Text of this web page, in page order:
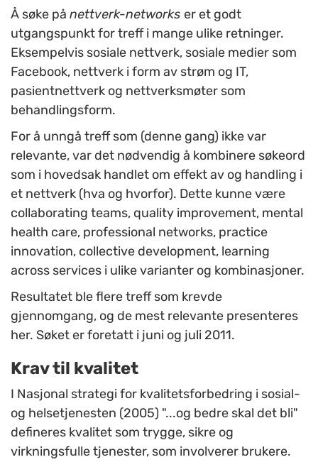
Å søke på nettverk-networks er et godt
utgangspunkt for treff i mange ulike retninger.
Eksempelvis sosiale nettverk, sosiale medier som
Facebook, nettverk i form av strøm og IT,
pasientnettverk og nettverksmøter som
behandlingsform.
For å unngå treff som (denne gang) ikke var
relevante, var det nødvendig å kombinere søkeord
som i hovedsak handlet om effekt av og handling i
et nettverk (hva og hvorfor). Dette kunne være
collaborating teams, quality improvement, mental
health care, professional networks, practice
innovation, collective development, learning
across services i ulike varianter og kombinasjoner.
Resultatet ble flere treff som krevde
gjennomgang, og de mest relevante presenteres
her. Søket er foretatt i juni og juli 2011.
Krav til kvalitet
I Nasjonal strategi for kvalitetsforbedring i sosial-
og helsetjenesten (2005) "...og bedre skal det bli"
defineres kvalitet som trygge, sikre og
virkningsfulle tjenester, som involverer brukere.